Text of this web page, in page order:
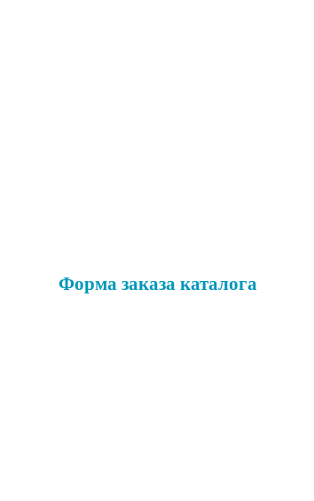
Форма заказа каталога